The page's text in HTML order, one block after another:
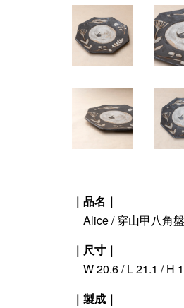
｜品名｜
Alice / 穿山甲八角盤
｜尺寸｜
W 20.6 / L 21.1 / H
｜製成｜